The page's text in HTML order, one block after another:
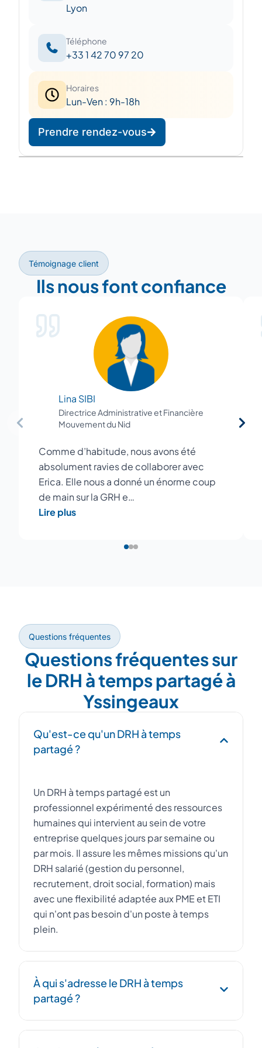
Lyon
Téléphone
+33 1 42 70 97 20
Horaires
Lun-Ven : 9h-18h
Prendre rendez-vous
Témoignage client
Ils nous font confiance
Lina SIBI
Directrice Administrative et Financière
Mouvement du Nid
Comme d’habitude, nous avons été
absolument ravies de collaborer avec
Erica. Elle nous a donné un énorme coup
de main sur la GRH e…
Lire plus
Questions fréquentes
Questions fréquentes sur
le DRH à temps partagé à
Yssingeaux
Qu'est-ce qu'un DRH à temps
partagé ?
Un DRH à temps partagé est un
professionnel expérimenté des ressources
humaines qui intervient au sein de votre
entreprise quelques jours par semaine ou
par mois. Il assure les mêmes missions qu'un
DRH salarié (gestion du personnel,
recrutement, droit social, formation) mais
avec une flexibilité adaptée aux PME et ETI
qui n'ont pas besoin d'un poste à temps
plein.
À qui s'adresse le DRH à temps
partagé ?